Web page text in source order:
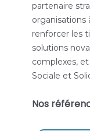
partenaire
organisations
renforcer les
solutions
complexes,
Sociale et
Nos